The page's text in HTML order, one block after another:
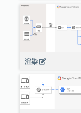
渲染